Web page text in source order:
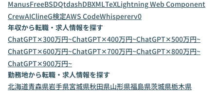
ManusFreeBSDQtdashDBXMLTeXLightning Web Component
CrewAIClineG検定AWS CodeWhispererv0
年収から転職・求人情報を探す
ChatGPT✕300万円~ChatGPT✕400万円~ChatGPT✕500万円~
ChatGPT✕600万円~ChatGPT✕700万円~ChatGPT✕800万円~
ChatGPT✕900万円~
勤務地から転職・求人情報を探す
北海道青森県岩手県宮城県秋田県山形県福島県茨城県栃木県